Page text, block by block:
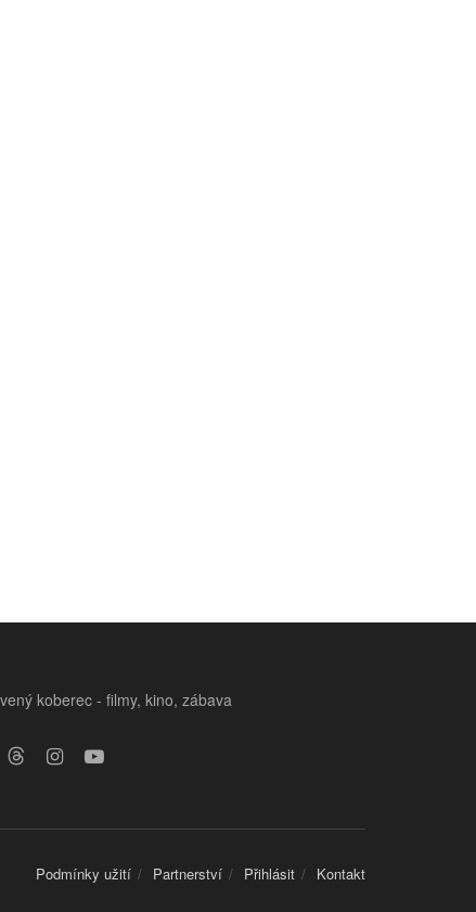
koberec - filmy, kino, zábava
Podmínky užití Partnerství Přihlásit Kontakt